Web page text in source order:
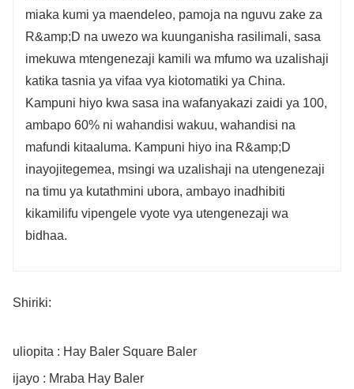
miaka kumi ya maendeleo, pamoja na nguvu zake za
R&amp;D na uwezo wa kuunganisha rasilimali, sasa
imekuwa mtengenezaji kamili wa mfumo wa uzalishaji
katika tasnia ya vifaa vya kiotomatiki ya China.
Kampuni hiyo kwa sasa ina wafanyakazi zaidi ya 100,
ambapo 60% ni wahandisi wakuu, wahandisi na
mafundi kitaaluma. Kampuni hiyo ina R&amp;D
inayojitegemea, msingi wa uzalishaji na utengenezaji
na timu ya kutathmini ubora, ambayo inadhibiti
kikamilifu vipengele vyote vya utengenezaji wa
bidhaa.
Shiriki:
uliopita : Hay Baler Square Baler
ijayo : Mraba Hay Baler